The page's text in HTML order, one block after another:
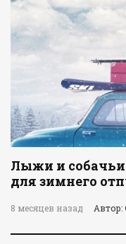
Лыжи и
для зимнего
8 месяцев назад Автор: